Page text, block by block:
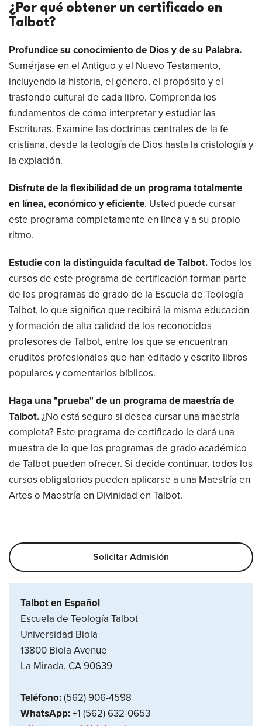
¿Por qué obtener un certificado en
Talbot?
Profundice su conocimiento de Dios y de su Palabra.
Sumérjase en el Antiguo y el Nuevo Testamento,
incluyendo la historia, el género, el propósito y el
trasfondo cultural de cada libro. Comprenda los
fundamentos de cómo interpretar y estudiar las
Escrituras. Examine las doctrinas centrales de la fe
cristiana, desde la teología de Dios hasta la cristología y
la expiación.
Disfrute de la flexibilidad de un programa totalmente
en línea, económico y eficiente. Usted puede cursar
este programa completamente en línea y a su propio
ritmo.
Estudie con la distinguida facultad de Talbot.Todos los
cursos de este programa de certificación forman parte
de los programas de grado de la Escuela de Teología
Talbot, lo que significa que recibirá la misma educación
y formación de alta calidad de los reconocidos
profesores de Talbot, entre los que se encuentran
eruditos profesionales que han editado y escrito libros
populares y comentarios bíblicos.
Haga una "prueba" de un programa de maestría de
Talbot.¿No está seguro si desea cursar una maestría
completa? Este programa de certificado le dará una
muestra de lo que los programas de grado académico
de Talbot pueden ofrecer. Si decide continuar, todos los
cursos obligatorios pueden aplicarse a una Maestría en
Artes o Maestría en Divinidad en Talbot.
Solicitar Admisión
Talbot en Español
Escuela de Teología Talbot
Universidad Biola
13800 Biola Avenue
La Mirada, CA 90639
Teléfono:(562) 906-4598
WhatsApp:+1 (562) 632-0653